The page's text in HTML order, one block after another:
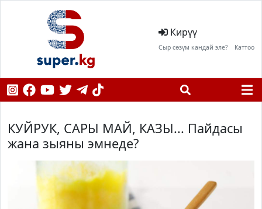
Кирүү
Сыр сөзүм кандай эле? Каттоо
КУЙРУК, САРЫ МАЙ, КАЗЫ... Пайдасы
жана зыяны эмнеде?